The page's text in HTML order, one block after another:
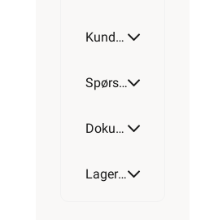
Kundeomtale
Spørsmål og svar
Dokumentasjon
Lagerstatus